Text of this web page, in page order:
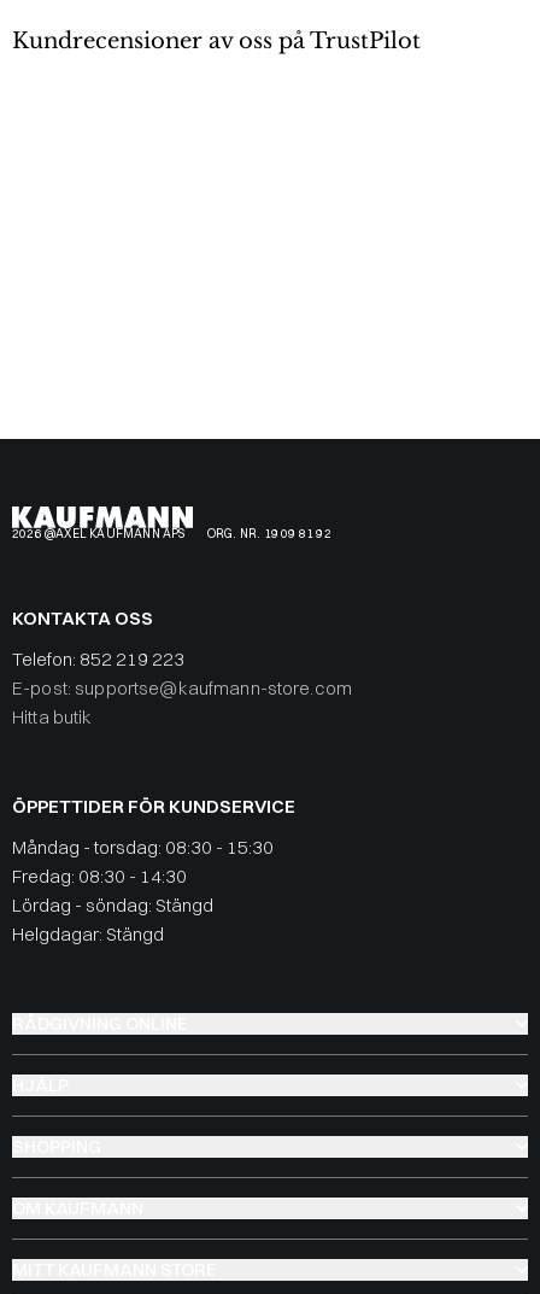
Kundrecensioner av oss på TrustPilot
2026 @AXEL KAUFMANN APS ORG. NR. 19 09 81 92
KONTAKTA OSS
Telefon: 852 219 223
E-post: supportse@kaufmann-store.com
Hitta butik
ÖPPETTIDER FÖR KUNDSERVICE
Måndag - torsdag: 08:30 - 15:30
Fredag: 08:30 - 14:30
Lördag - söndag: Stängd
Helgdagar: Stängd